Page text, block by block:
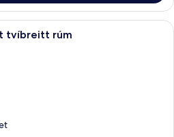
Rúmföt úr egypskri bómull, rúmföt
tvíbreitt rúm